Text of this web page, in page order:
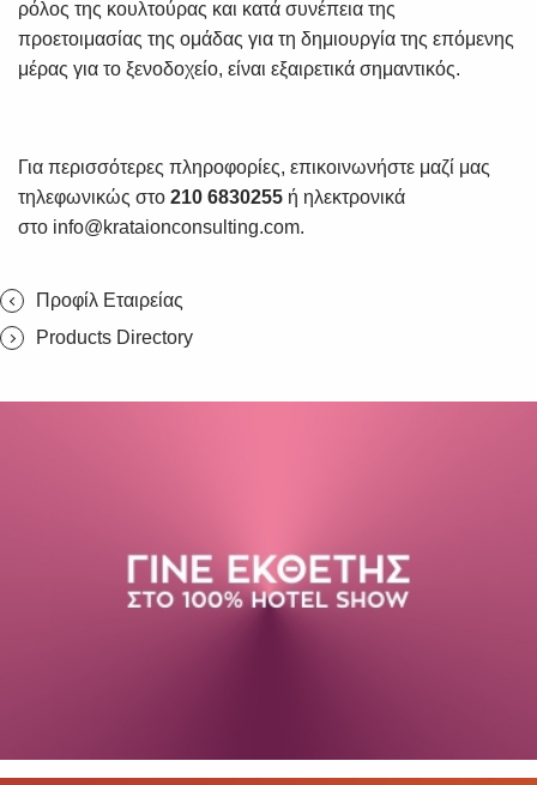
ρόλος της κουλτούρας και κατά συνέπεια της
προετοιμασίας της ομάδας για τη δημιουργία της επόμενης
μέρας για το ξενοδοχείο, είναι εξαιρετικά σημαντικός.
Για περισσότερες πληροφορίες, επικοινωνήστε μαζί μας
τηλεφωνικώς στο 210 6830255 ή ηλεκτρονικά
στο info@krataionconsulting.com.
Προφίλ Εταιρείας
Products Directory